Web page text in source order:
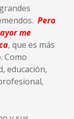
Pero
me
, que es más
Como
educación,